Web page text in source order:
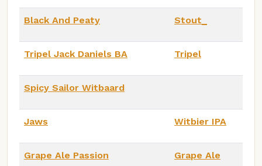
Black And Peaty Stout_
Tripel Jack Daniels BA Tripel
Spicy Sailor Witbaard
Jaws Witbier IPA
Grape Ale Passion Grape Ale